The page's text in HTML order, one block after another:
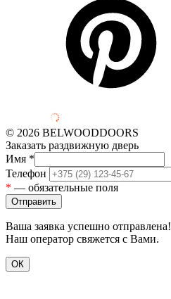
© 2026 BELWOODDOORS
Заказать раздвижную дверь
Имя *
Телефон
* — обязательные поля
Ваша заявка успешно отправлена!
Наш оператор свяжется с Вами.
ОК